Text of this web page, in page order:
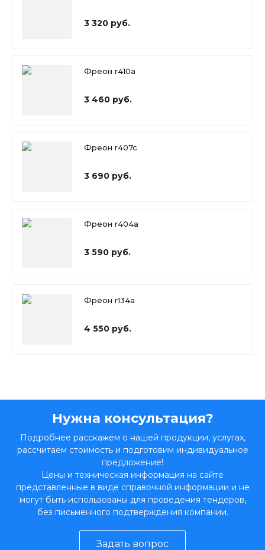
3 320 руб.
Фреон r410a
3 460 руб.
Фреон r407c
3 690 руб.
Фреон r404a
3 590 руб.
Фреон r134a
4 550 руб.
Нужна консультация?
Подробнее расскажем о нашей продукции, услугах,
рассчитаем стоимость и подготовим индивидуальное
предложение!
Цены и техническая информация на сайте
представленные в виде справочной информации и не
могут быть использованы для проведения тендеров,
без письменного подтверждения компании.
Задать вопрос